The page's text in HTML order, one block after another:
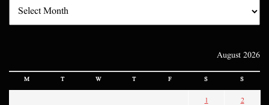
August 2026
M T W T F S S
1 2